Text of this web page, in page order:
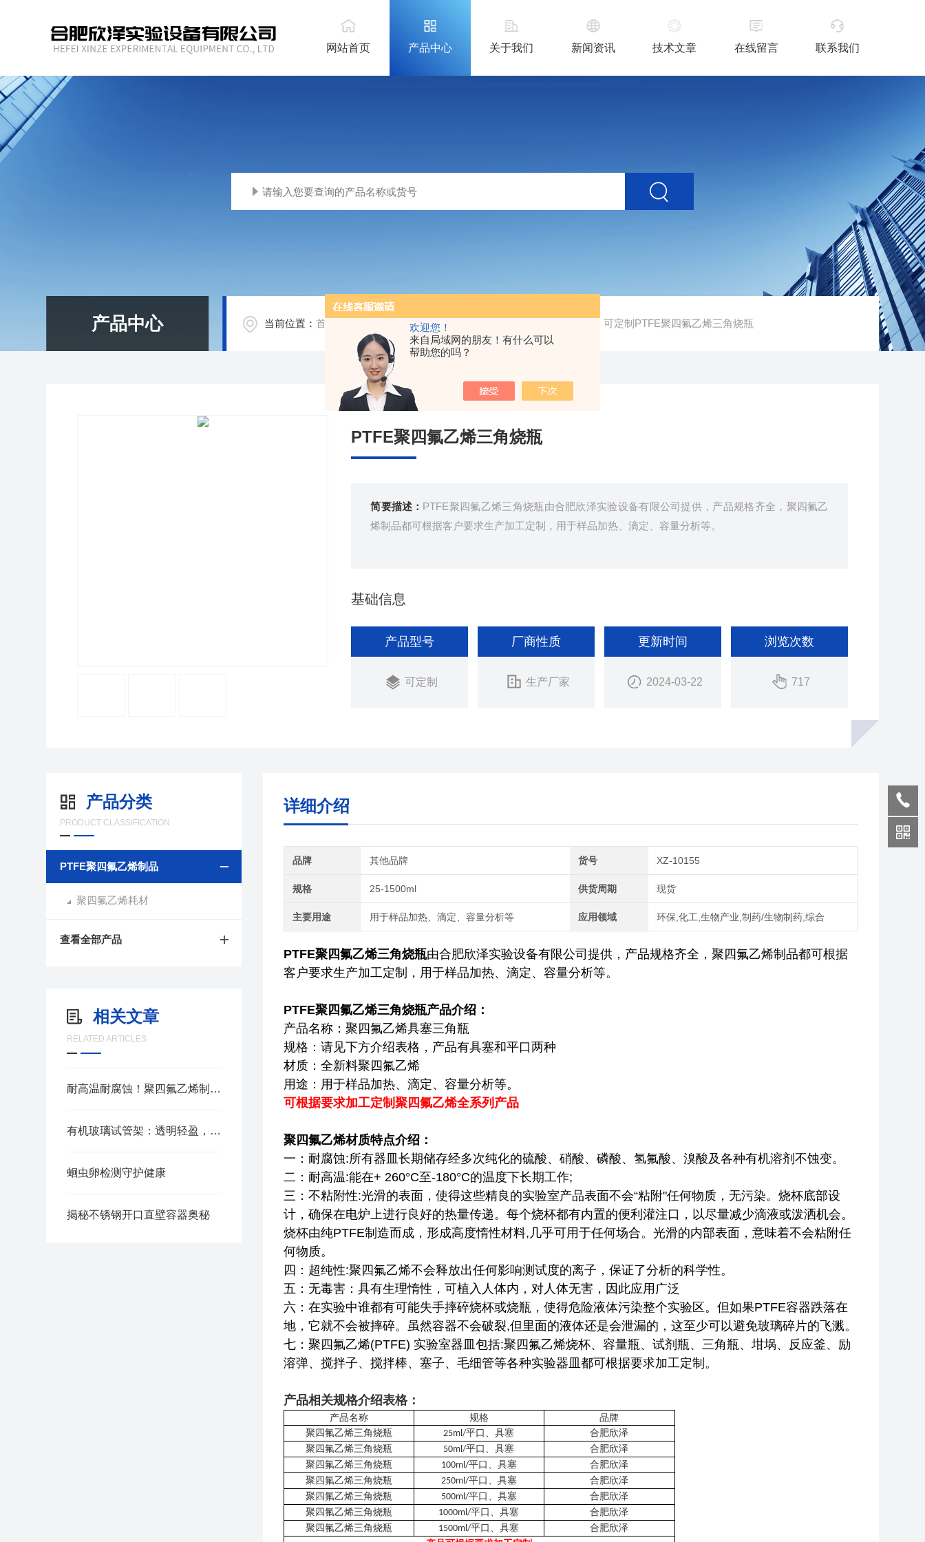
欢迎您！
来自局域网的朋友！有什么可以
帮助您的吗？
网站首页 产品中心 关于我们 新闻资讯 技术文章 在线留言 联系我们
产品中心 当前位置：首页 PTFE聚四氟乙烯制品 / 可定制PTFE聚四氟乙烯三角烧瓶
PTFE聚四氟乙烯三角烧瓶
简要描述： PTFE聚四氟乙烯三角烧瓶由合肥欣泽实验设备有限公司提供，产品规格齐全，聚四氟乙
烯制品都可根据客户要求生产加工定制，用于样品加热、滴定、容量分析等。
基础信息
产品型号
可定制
厂商性质
生产厂家
更新时间
2024-03-22
浏览次数
717
产品分类
PRODUCT CLASSIFICATION
PTFE聚四氟乙烯制品
聚四氟乙烯耗材
查看全部产品
相关文章
RELATED ARTICLES
耐高温耐腐蚀！聚四氟乙烯制品的五大核心优势
有机玻璃试管架：透明轻盈，开启实验室试管收纳新体验
蛔虫卵检测守护健康
揭秘不锈钢开口直壁容器奥秘
详细介绍
品牌 其他品牌 货号 XZ-10155
规格 25-1500ml 供货周期 现货
主要用途 用于样品加热、滴定、容量分析等 应用领域 环保,化工,生物产业,制药/生物制药,综合
PTFE聚四氟乙烯三角烧瓶由合肥欣泽实验设备有限公司提供，产品规格齐全，聚四氟乙烯制品都可根据
客户要求生产加工定制，用于样品加热、滴定、容量分析等。
PTFE聚四氟乙烯三角烧瓶产品介绍：
产品名称：聚四氟乙烯具塞三角瓶
规格：请见下方介绍表格，产品有具塞和平口两种
材质：全新料聚四氟乙烯
用途： 用于样品加热、滴定、容量分析等。
可根据要求加工定制聚四氟乙烯全系列产品
聚四氟乙烯材质特点介绍：
一：耐腐蚀:所有器皿长期储存经多次纯化的硫酸、硝酸、磷酸、氢氟酸、溴酸及各种有机溶剂不蚀变。
二：耐高温:能在+ 260°C至-180°C的温度下长期工作;
三：不粘附性:光滑的表面，使得这些精良的实验室产品表面不会“粘附"任何物质，无污染。烧杯底部设
计，确保在电炉上进行良好的热量传递。每个烧杯都有内置的便利灌注口，以尽量减少滴液或泼洒机会。
烧杯由纯PTFE制造而成，形成高度惰性材料,几乎可用于任何场合。光滑的内部表面，意味着不会粘附任
何物质。
四：超纯性:聚四氟乙烯不会释放出任何影响测试度的离子，保证了分析的科学性。
五：无毒害：具有生理惰性，可植入人体内，对人体无害，因此应用广泛
六：在实验中谁都有可能失手摔碎烧杯或烧瓶，使得危险液体污染整个实验区。但如果PTFE容器跌落在
地，它就不会被摔碎。虽然容器不会破裂,但里面的液体还是会泄漏的，这至少可以避免玻璃碎片的飞溅。
七：聚四氟乙烯(PTFE) 实验室器皿包括:聚四氟乙烯烧杯、容量瓶、试剂瓶、三角瓶、坩埚、反应釜、励
溶弹、搅拌子、搅拌棒、塞子、毛细管等各种实验器皿都可根据要求加工定制。
产品相关规格介绍表格：
产品名称 规格
品牌
聚四氟乙烯三角烧瓶
25ml/平口、具塞
合肥欣泽
聚四氟乙烯三角烧瓶
50ml/平口、具塞
合肥欣泽
聚四氟乙烯三角烧瓶
100ml/平口、具塞
合肥欣泽
聚四氟乙烯三角烧瓶
250ml/平口、具塞
合肥欣泽
聚四氟乙烯三角烧瓶
500ml/平口、具塞
合肥欣泽
聚四氟乙烯三角烧瓶
1000ml/平口、具塞
合肥欣泽
聚四氟乙烯三角烧瓶
1500ml/平口、具塞
合肥欣泽